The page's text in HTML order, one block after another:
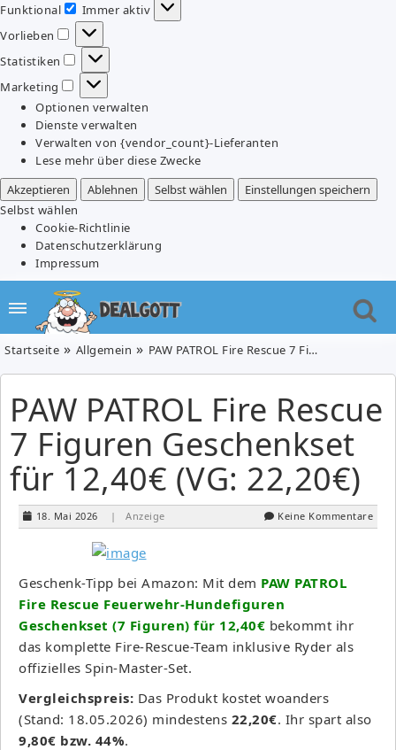
Funktional
Funktional
Immer aktiv
Vorlieben
Vorlieben
Statistiken
Statistiken
Marketing
Marketing
Optionen verwalten
Dienste verwalten
Verwalten von {vendor_count}-Lieferanten
Lese mehr über diese Zwecke
Akzeptieren
Ablehnen Selbst wählen
Einstellungen speichern
Selbst wählen
Cookie-Richtlinie
Datenschutzerklärung
Impressum
Startseite Allgemein PAW PATROL Fire Rescue 7 Figuren Geschenkset für 12,40€ (VG: 22,20€)
PAW PATROL Fire Rescue
7 Figuren Geschenkset
für 12,40€ (VG: 22,20€)
18. Mai 2026 | Anzeige Keine Kommentare
Geschenk-Tipp bei Amazon: Mit dem PAW PATROL
Fire Rescue Feuerwehr-Hundefiguren
Geschenkset (7 Figuren) für 12,40€ bekommt ihr
das komplette Fire-Rescue-Team inklusive Ryder als
offizielles Spin-Master-Set.
Vergleichspreis: Das Produkt kostet woanders
(Stand: 18.05.2026) mindestens 22,20€. Ihr spart also
9,80€ bzw. 44%.